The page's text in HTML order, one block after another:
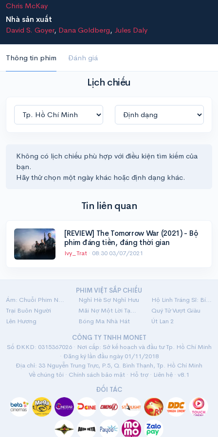
Chris McKay
Nhà sản xuất
David S. Goyer, Dana Goldberg, Jules Daly
Thông tin phim Đánh giá
Lịch chiếu
Không có lịch chiếu phù hợp với điều kiện tìm kiếm của
bạn.
Hãy thử chọn một ngày khác hoặc định dạng khác.
Tin liên quan
[REVIEW] The Tomorrow War (2021) - Bộ
phim đáng tiền, đáng thời gian
Ivy_Trat · 08:30 03/07/2021
PHIM VIỆT SẮP CHIẾU
Ám: Chuỗi Phim Ngắn Linh Dị
Nghỉ Hè Sợ Nghỉ Hưu
Hộ Linh Tráng Sĩ: Bí Ẩn Mộ Vua Đinh
Trại Buôn Người
Mãi Nợ Một Lời Tạm Biệt
Quý Tử Vượt Giàu
Lên Hương
Bóng Ma Nhà Hát
Út Lan 2
CÔNG TY TNHH MONET
Số ĐKKD: 0315367026 · Nơi cấp: Sở kế hoạch và đầu tư Tp. Hồ Chí Minh
· Đăng ký lần đầu ngày 01/11/2018
Địa chỉ: 33 Nguyễn Trung Trực, P.5, Q. Bình Thạnh, Tp. Hồ Chí Minh
Về chúng tôi · Chính sách bảo mật · Hỗ trợ · Liên hệ · v8.1
ĐỐI TÁC